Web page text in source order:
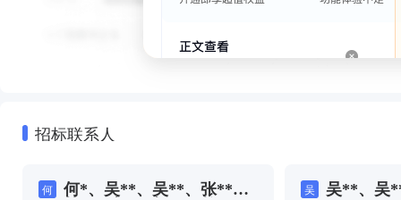
招标联系人
何
何*、吴**、吴**、张**、
吴 吴**、吴